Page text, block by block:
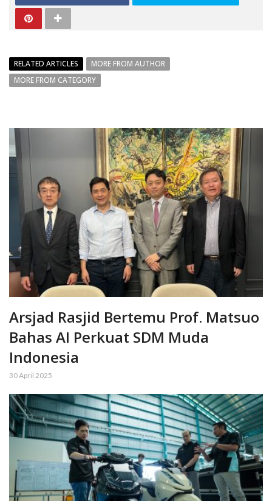
RELATED ARTICLES
MORE FROM AUTHOR
MORE FROM CATEGORY
Arsjad Rasjid Bertemu Prof. Matsuo
Bahas AI Perkuat SDM Muda
Indonesia
30 April 2025